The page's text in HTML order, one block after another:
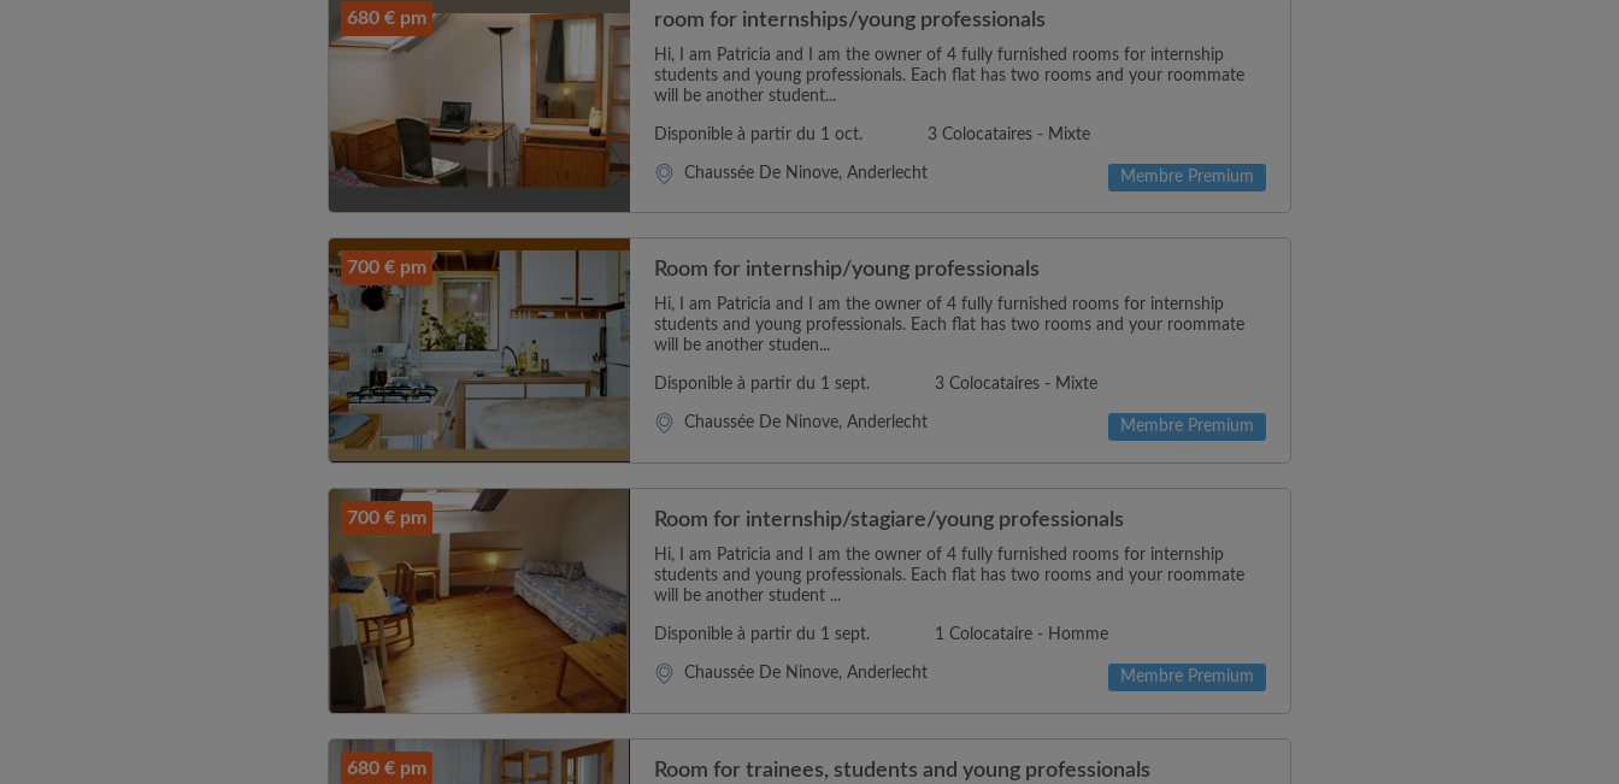
680 € pm room for internships/young professionals
Hi, I am Patricia and I am the owner of 4 fully furnished rooms for internship
students and young professionals. Each flat has two rooms and your roommate
will be another student...
Disponible à partir du 1 oct. 3 Colocataires - Mixte
Chaussée De Ninove, Anderlecht Membre Premium
700 € pm Room for internship/young professionals
Hi, I am Patricia and I am the owner of 4 fully furnished rooms for internship
students and young professionals. Each flat has two rooms and your roommate
will be another studen...
Disponible à partir du 1 sept. 3 Colocataires - Mixte
Chaussée De Ninove, Anderlecht Membre Premium
700 € pm Room for internship/stagiare/young professionals
Hi, I am Patricia and I am the owner of 4 fully furnished rooms for internship
students and young professionals. Each flat has two rooms and your roommate
will be another student ...
Disponible à partir du 1 sept. 1 Colocataire - Homme
Chaussée De Ninove, Anderlecht Membre Premium
680 € pm Room for trainees, students and young professionals